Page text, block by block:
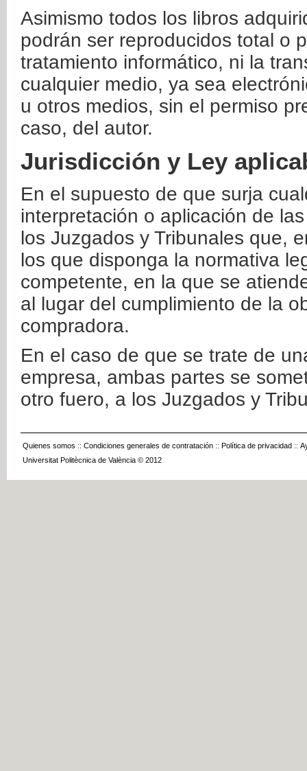
Asimismo todos los libros
podrán ser reproducidos total o
tratamiento informático, ni la
cualquier medio, ya sea
u otros medios, sin el permiso
caso, del autor.
Jurisdicción y Ley
En el supuesto de que surja
interpretación o aplicación de
los Juzgados y Tribunales que,
los que disponga la normativa
competente, en la que se
al lugar del cumplimiento de la
compradora.
En el caso de que se trate de
empresa, ambas partes se
otro fuero, a los Juzgados y
Quienes somos :: Condiciones generales de contratación :: Política de privacidad ::
Universitat Politècnica de València © 2012